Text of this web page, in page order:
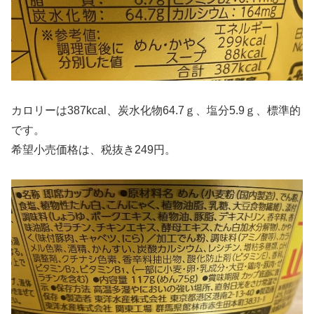
カロリーは387kcal、炭水化物64.7ｇ、塩分5.9ｇ、標準的
です。
希望小売価格は、税抜き249円。